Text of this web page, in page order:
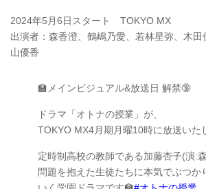
2024年5月6日スタート TOKYO MX
出演者：森香澄、鶴嶋乃愛、若林星弥、木
山優香
🏫メインビジュアル&放送日 解禁🔞
ドラマ「オトナの授業」が、
TOKYO MX4月期月曜10時に放送いた
定時制高校の教師である加藤杏子(演:森
問題を抱えた生徒たちに本気でぶつか